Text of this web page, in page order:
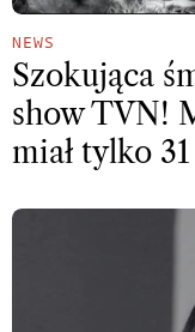
NEWS
Szokująca
show TVN!
miał tylko